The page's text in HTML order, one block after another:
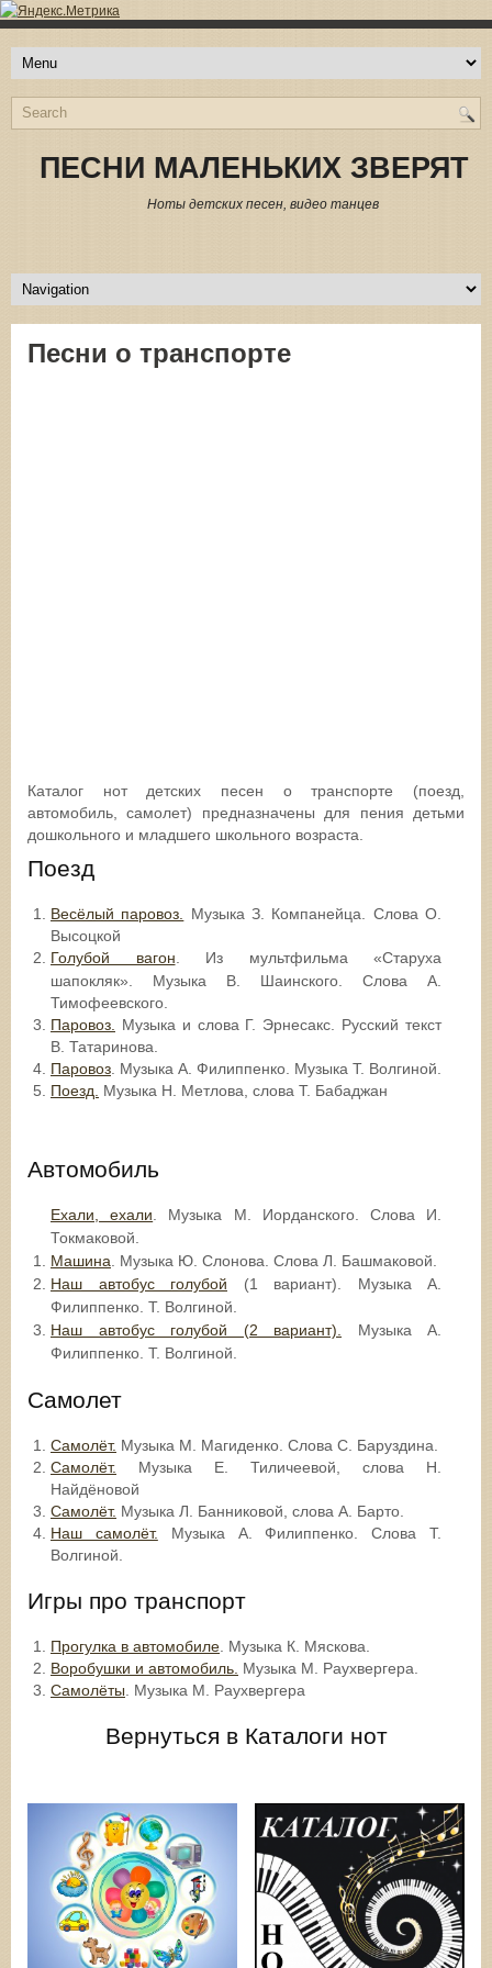
ПЕСНИ МАЛЕНЬКИХ ЗВЕРЯТ
Ноты детских песен, видео танцев
Песни о транспорте
Каталог нот детских песен о транспорте (поезд,
автомобиль, самолет) предназначены для пения детьми
дошкольного и младшего школьного возраста.
Поезд
Весёлый паровоз.
Музыка З. Компанейца. Слова О.
Высоцкой
Голубой вагон . Из мультфильма «Старуха
шапокляк». Музыка В. Шаинского. Слова А.
Тимофеевского.
Паровоз.
Музыка и слова Г. Эрнесакс. Русский текст
В. Татаринова.
Паровоз . Музыка А. Филиппенко. Музыка Т. Волгиной.
Поезд.
Музыка Н. Метлова, слова Т. Бабаджан
Автомобиль
Ехали, ехали . Музыка М. Иорданского. Слова И.
Токмаковой.
Машина . Музыка Ю. Слонова. Слова Л. Башмаковой.
Наш автобус голубой (1 вариант). Музыка А.
Филиппенко. Т. Волгиной.
Наш автобус голубой (2 вариант).
Музыка А.
Филиппенко. Т. Волгиной.
Самолет
Самолёт. Музыка М. Магиденко. Слова С. Баруздина.
Самолёт. Музыка Е. Тиличеевой, слова Н.
Найдёновой
Самолёт. Музыка Л. Банниковой, слова А. Барто.
Наш самолёт. Музыка А. Филиппенко. Слова Т.
Волгиной.
Игры про транспорт
Прогулка в автомобиле . Музыка К. Мяскова.
Воробушки и автомобиль. Музыка М. Раухвергера.
Самолёты . Музыка М. Раухвергера
Вернуться в Каталоги нот